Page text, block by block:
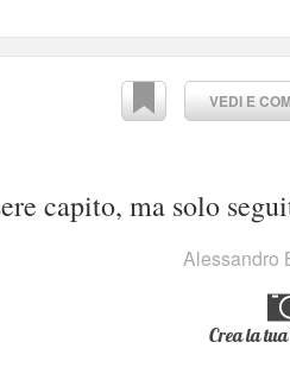
VEDI E
capito, ma solo
Alessandro
Crea la